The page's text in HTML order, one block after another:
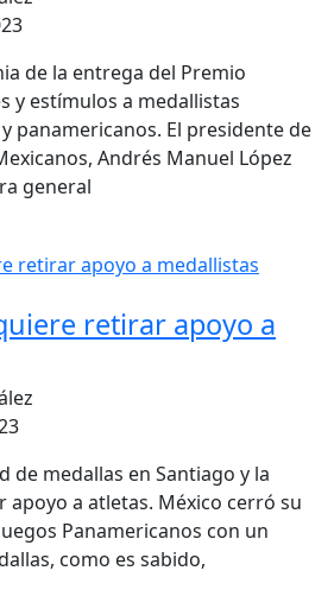
de la entrega del Premio
y estímulos a medallistas
panamericanos. El presidente de
Andrés Manuel López
general
retirar apoyo a
de medallas en Santiago y la
apoyo a atletas. México cerró su
Panamericanos con un
como es sabido,